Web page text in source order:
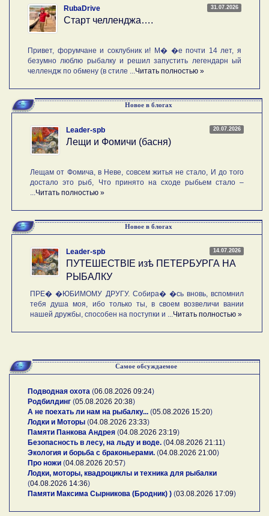
31.07.2026
RubaDrive
Старт челленджа….
Привет, форумчане и соклубник и! М� �е почти 14 лет, я
безумно люблю рыбалку и решил запустить легендарн ый
челлендж по обмену (в стиле ...Читать полностью »
Новое в блогах
20.07.2026
Leader-spb
Лещи и Фомичи (басня)
Лещам от Фомича, в Неве, совсем житья не стало, И до того
достало это рыб, Что принято на сходе рыбьем стало –
...Читать полностью »
Новое в блогах
14.07.2026
Leader-spb
ПУТЕШЕСТВIE изѣ ПЕТЕРБУРГА НА
РЫБАЛКУ
ПРЕ� �ЮБИМОМУ ДРУГУ. Собира� �сь вновь, вспомнил
тебя душа моя, ибо только ты, в своем возвеличи вании
нашей дружбы, способен на поступки и ...Читать полностью »
Самое обсуждаемое
Подводная охота (06.08.2026 09:24)
Родбилдинг (05.08.2026 20:38)
А не поехать ли нам на рыбалку... (05.08.2026 15:20)
Лодки и Моторы (04.08.2026 23:33)
Памяти Панкова Андрея (04.08.2026 23:19)
Безопасность в лесу, на льду и воде. (04.08.2026 21:11)
Экология и борьба с браконьерами. (04.08.2026 21:00)
Про ножи (04.08.2026 20:57)
Лодки, моторы, квадроциклы и техника для рыбалки
(04.08.2026 14:36)
Памяти Максима Сырникова (Бродник) ) (03.08.2026 17:09)